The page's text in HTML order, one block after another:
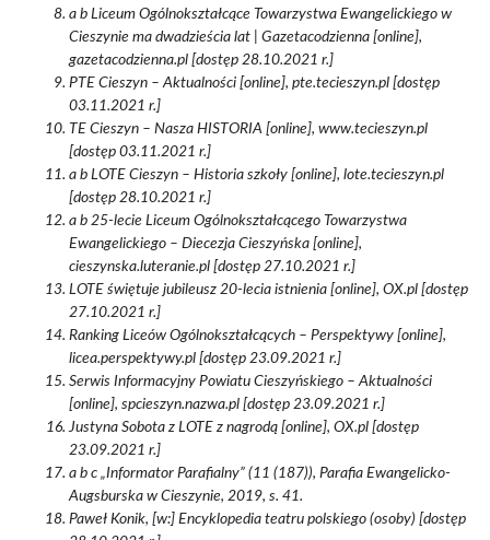
a b Liceum Ogólnokształcące Towarzystwa Ewangelickiego w
Cieszynie ma dwadzieścia lat | Gazetacodzienna [online],
gazetacodzienna.pl [dostęp 28.10.2021 r.]
PTE Cieszyn – Aktualności [online], pte.tecieszyn.pl [dostęp
03.11.2021 r.]
TE Cieszyn – Nasza HISTORIA [online], www.tecieszyn.pl
[dostęp 03.11.2021 r.]
a b LOTE Cieszyn – Historia szkoły [online], lote.tecieszyn.pl
[dostęp 28.10.2021 r.]
a b 25-lecie Liceum Ogólnokształcącego Towarzystwa
Ewangelickiego – Diecezja Cieszyńska [online],
cieszynska.luteranie.pl [dostęp 27.10.2021 r.]
LOTE świętuje jubileusz 20-lecia istnienia [online], OX.pl [dostęp
27.10.2021 r.]
Ranking Liceów Ogólnokształcących – Perspektywy [online],
licea.perspektywy.pl [dostęp 23.09.2021 r.]
Serwis Informacyjny Powiatu Cieszyńskiego – Aktualności
[online], spcieszyn.nazwa.pl [dostęp 23.09.2021 r.]
Justyna Sobota z LOTE z nagrodą [online], OX.pl [dostęp
23.09.2021 r.]
a b c „Informator Parafialny” (11 (187)), Parafia Ewangelicko-
Augsburska w Cieszynie, 2019, s. 41.
Paweł Konik, [w:] Encyklopedia teatru polskiego (osoby) [dostęp